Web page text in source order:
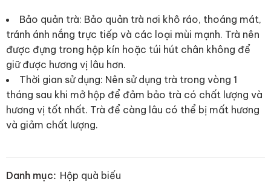
Bảo quản trà: Bảo quản trà nơi khô ráo, thoáng mát,
tránh ánh nắng trực tiếp và các loại mùi mạnh. Trà nên
được đựng trong hộp kín hoặc túi hút chân không để
giữ được hương vị lâu hơn.
Thời gian sử dụng: Nên sử dụng trà trong vòng 1
tháng sau khi mở hộp để đảm bảo trà có chất lượng và
hương vị tốt nhất. Trà để càng lâu có thể bị mất hương
và giảm chất lượng.
Danh mục: Hộp quà biếu